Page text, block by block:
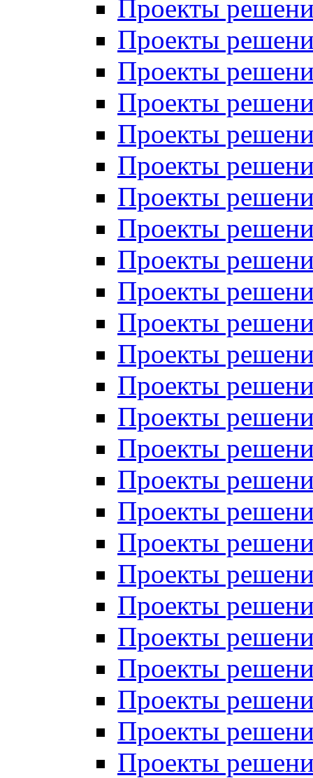
Проекты
Проекты
Проекты
Проекты
Проекты
Проекты
Проекты
Проекты
Проекты
Проекты
Проекты
Проекты
Проекты
Проекты
Проекты
Проекты
Проекты
Проекты
Проекты
Проекты
Проекты
Проекты
Проекты
Проекты
Проекты